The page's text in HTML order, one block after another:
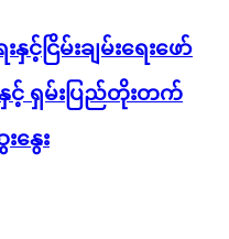
ငြိမ်းချမ်းရေးဖော်
င့် ရှမ်းပြည်တိုးတက်
နွေး